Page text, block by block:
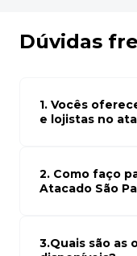
Dúvidas
1. Vocês
e lojistas no
atacado empresas
para seu modelo de
2. Como faço
Atacado São
carrinho. Em
3.Quais são as